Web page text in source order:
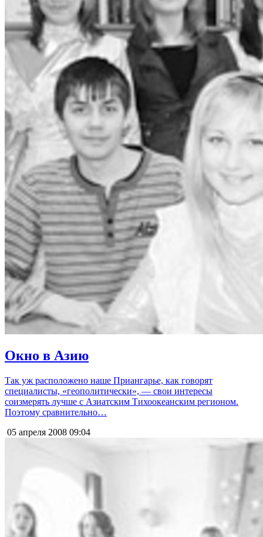
Окно в Азию
Так уж расположено наше Приангарье, как говорят
специалисты, «геополитически», — свои интересы
соизмерять лучше с Азиатским Тихоокеанским регионом.
Поэтому сравнительно…
05 апреля 2008 09:04